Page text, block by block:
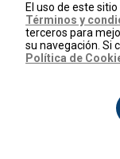
El uso de este
Términos y
terceros para
su navegación. Si
Política de